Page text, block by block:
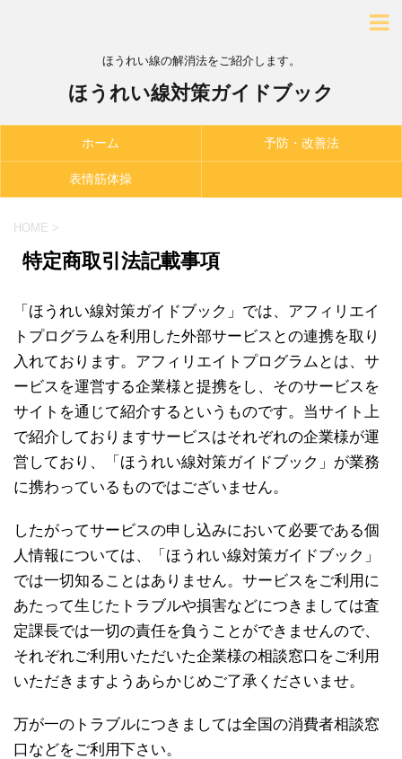
ほうれい線の解消法をご紹介します。
ほうれい線対策ガイドブック
ホーム 予防・改善法
表情筋体操
HOME >
特定商取引法記載事項
「ほうれい線対策ガイドブック」では、アフィリエイ
トプログラムを利用した外部サービスとの連携を取り
入れております。アフィリエイトプログラムとは、サ
ービスを運営する企業様と提携をし、そのサービスを
サイトを通じて紹介するというものです。当サイト上
で紹介しておりますサービスはそれぞれの企業様が運
営しており、「ほうれい線対策ガイドブック」が業務
に携わっているものではございません。
したがってサービスの申し込みにおいて必要である個
人情報については、「ほうれい線対策ガイドブック」
では一切知ることはありません。サービスをご利用に
あたって生じたトラブルや損害などにつきましては査
定課長では一切の責任を負うことができませんので、
それぞれご利用いただいた企業様の相談窓口をご利用
いただきますようあらかじめご了承くださいませ。
万が一のトラブルにつきましては全国の消費者相談窓
口などをご利用下さい。